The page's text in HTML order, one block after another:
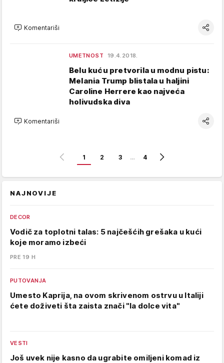
Komentariši
UMETNOST 19.4.2018.
Belu kuću pretvorila u modnu pistu:
Melania Trump blistala u haljini
Caroline Herrere kao najveća
holivudska diva
Komentariši
1 2 3 … 4
NAJNOVIJE
DECOR
Vodič za toplotni talas: 5 najčešćih grešaka u kući
koje moramo izbeći
PRE 19 H
PUTOVANJA
Umesto Kaprija, na ovom skrivenom ostrvu u Italiji
ćete doživeti šta zaista znači "la dolce vita"
VESTI
Još uvek nije kasno da ugrabite omiljeni komad iz